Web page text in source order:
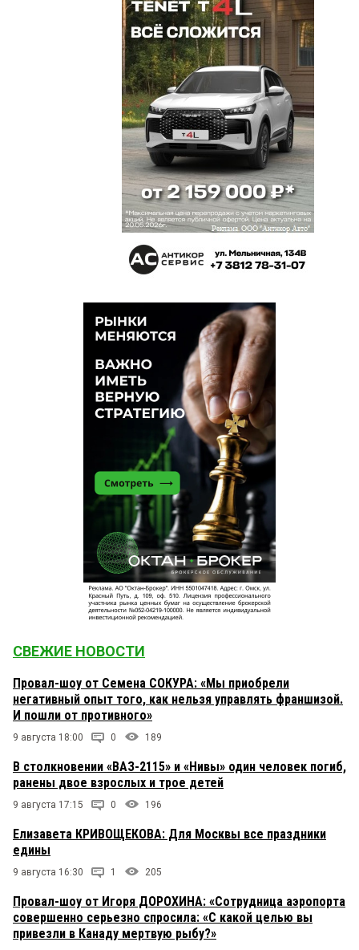
СВЕЖИЕ НОВОСТИ
Провал-шоу от Семена СОКУРА: «Мы приобрели
негативный опыт того, как нельзя управлять франшизой.
И пошли от противного»
9 августа 18:00 0 189
В столкновении «ВАЗ-2115» и «Нивы» один человек погиб,
ранены двое взрослых и трое детей
9 августа 17:15 0 196
Елизавета КРИВОЩЕКОВА: Для Москвы все праздники
едины
9 августа 16:30 1 205
Провал-шоу от Игоря ДОРОХИНА: «Сотрудница аэропорта
совершенно серьезно спросила: «С какой целью вы
привезли в Канаду мертвую рыбу?»